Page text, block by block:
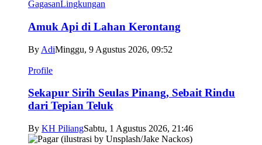
GagasanLingkungan
Amuk Api di Lahan Kerontang
By AdiMinggu, 9 Agustus 2026, 09:52
Profile
Sekapur Sirih Seulas Pinang, Sebait Rindu
dari Tepian Teluk
By KH PiliangSabtu, 1 Agustus 2026, 21:46